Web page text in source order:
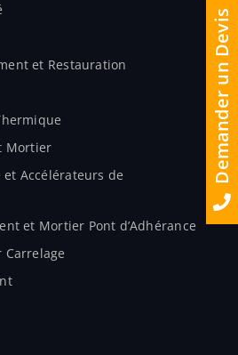
et Restauration
Mortier
Accélérateurs de
et Mortier Pont d’Adhérance
Demander un Devis